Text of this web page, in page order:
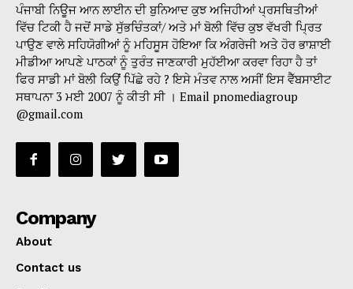
ਪੰਜਾਬੀ ਨਿਊਜ ਆਨ ਲਾਈਨ ਦੀ ਬੁਨਿਆਦ ਕੁਝ ਅਜਿਹੀਆਂ ਪ੍ਰਸਥਿਤੀਆਂ
ਵਿੱਚ ਟਿਕੀ ਹੈ ਜਦੋਂ ਸਾਡੇ ਸੁੱਭਚਿੰਤਕਾਂ/ ਅਤੇ ਮਾਂ ਬੋਲੀ ਵਿੱਚ ਕੁਝ ਵੱਖਰੀ ਪ੍ਰਿਤ
ਪਾਉਣ ਵਾਲੇ ਸਹਿਯੋਗੀਆਂ ਨੂੰ ਮਹਿਸੂਸ ਹੋਇਆ ਕਿ ਅੰਗਰੇਜੀ ਅਤੇ ਹੋਰ ਭਾਸ਼ਾਈ
ਮੀਡੀਆ ਆਪਣੇ ਪਾਠਕਾਂ ਨੂੰ ਤੁਰੰਤ ਜਾਣਕਾਰੀ ਮੁਹੱਈਆ ਕਰਵਾ ਰਿਹਾ ਹੈ ਤਾਂ
ਫਿਰ ਸਾਡੀ ਮਾਂ ਬੋਲੀ ਕਿਉਂ ਪਿੱਛੇ ਰਹੇ ? ਇਸੇ ਮੰਤਵ ਨਾਲ ਅਸੀਂ ਇਸ ਵੈੱਬਸਾਈਟ
ਸਥਾਪਨਾ 3 ਮਈ 2007 ਨੂੰ ਕੀਤੀ ਸੀ । Email pnomediagroup
@gmail.com
Company
About
Contact us